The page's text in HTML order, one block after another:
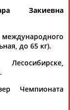
поиск
Закиевна
до 65 кг).
Чемпионата